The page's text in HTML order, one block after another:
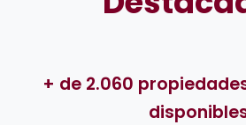
+ de 2.060